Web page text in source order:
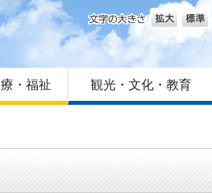
へ
文字の大きさ
・福祉 観光・文化・教育